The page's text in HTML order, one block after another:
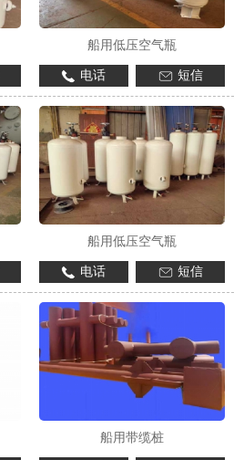
2
船用低压空气瓶
电话 短信
船用低压空气瓶
电话 短信
船用带缆桩